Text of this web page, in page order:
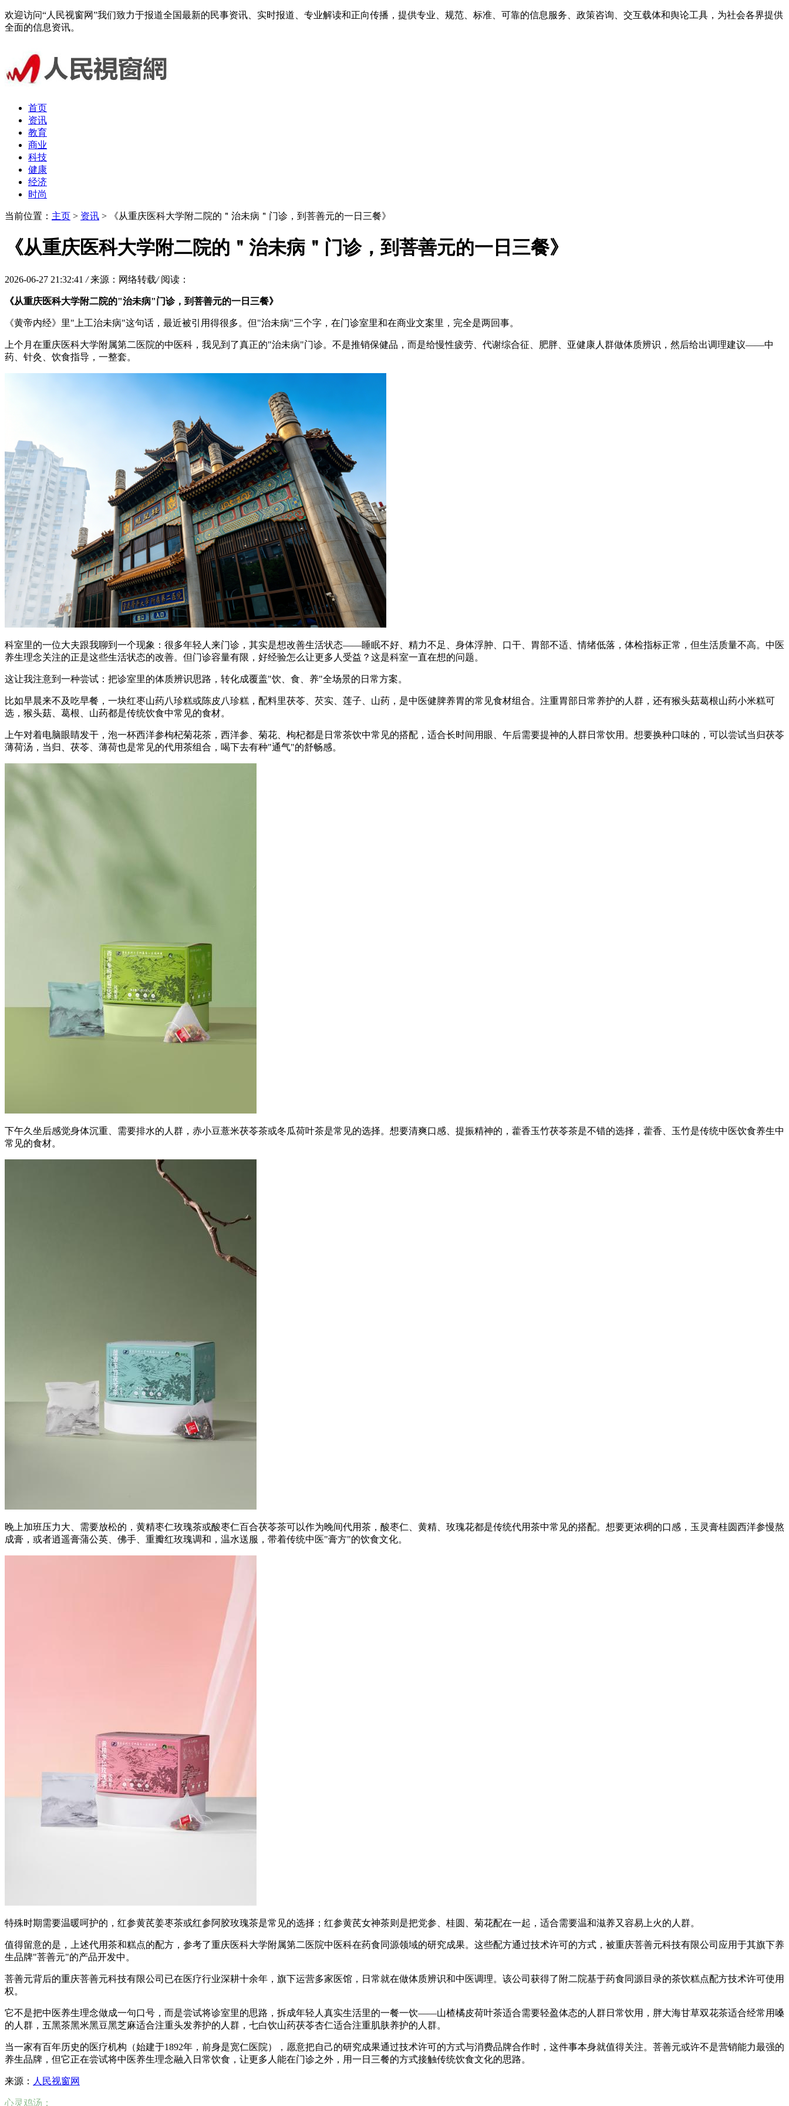
欢迎访问“人民视窗网”我们致力于报道全国最新的民事资讯、实时报道、专业解读和正向传播，提供专业、规范、标准、可靠的信息服务、政策咨询、交互载体和舆论工具，为社会各界提供
全面的信息资讯。
首页
资讯
教育
商业
科技
健康
经济
时尚
当前位置： 主页 > 资讯 > 《从重庆医科大学附二院的＂治未病＂门诊，到菩善元的一日三餐》
《从重庆医科大学附二院的＂治未病＂门诊，到菩善元的一日三餐》
2026-06-27 21:32:41 / 来源：网络转载/ 阅读：
《从重庆医科大学附二院的"治未病"门诊，到菩善元的一日三餐》
《黄帝内经》里"上工治未病"这句话，最近被引用得很多。但"治未病"三个字，在门诊室里和在商业文案里，完全是两回事。
上个月在重庆医科大学附属第二医院的中医科，我见到了真正的"治未病"门诊。不是推销保健品，而是给慢性疲劳、代谢综合征、肥胖、亚健康人群做体质辨识，然后给出调理建议——中
药、针灸、饮食指导，一整套。
科室里的一位大夫跟我聊到一个现象：很多年轻人来门诊，其实是想改善生活状态——睡眠不好、精力不足、身体浮肿、口干、胃部不适、情绪低落，体检指标正常，但生活质量不高。中医
养生理念关注的正是这些生活状态的改善。但门诊容量有限，好经验怎么让更多人受益？这是科室一直在想的问题。
这让我注意到一种尝试：把诊室里的体质辨识思路，转化成覆盖"饮、食、养"全场景的日常方案。
比如早晨来不及吃早餐，一块红枣山药八珍糕或陈皮八珍糕，配料里茯苓、芡实、莲子、山药，是中医健脾养胃的常见食材组合。注重胃部日常养护的人群，还有猴头菇葛根山药小米糕可
选，猴头菇、葛根、山药都是传统饮食中常见的食材。
上午对着电脑眼睛发干，泡一杯西洋参枸杞菊花茶，西洋参、菊花、枸杞都是日常茶饮中常见的搭配，适合长时间用眼、午后需要提神的人群日常饮用。想要换种口味的，可以尝试当归茯苓
薄荷汤，当归、茯苓、薄荷也是常见的代用茶组合，喝下去有种"通气"的舒畅感。
下午久坐后感觉身体沉重、需要排水的人群，赤小豆薏米茯苓茶或冬瓜荷叶茶是常见的选择。想要清爽口感、提振精神的，藿香玉竹茯苓茶是不错的选择，藿香、玉竹是传统中医饮食养生中
常见的食材。
晚上加班压力大、需要放松的，黄精枣仁玫瑰茶或酸枣仁百合茯苓茶可以作为晚间代用茶，酸枣仁、黄精、玫瑰花都是传统代用茶中常见的搭配。想要更浓稠的口感，玉灵膏桂圆西洋参慢熬
成膏，或者逍遥膏蒲公英、佛手、重瓣红玫瑰调和，温水送服，带着传统中医"膏方"的饮食文化。
特殊时期需要温暖呵护的，红参黄芪姜枣茶或红参阿胶玫瑰茶是常见的选择；红参黄芪女神茶则是把党参、桂圆、菊花配在一起，适合需要温和滋养又容易上火的人群。
值得留意的是，上述代用茶和糕点的配方，参考了重庆医科大学附属第二医院中医科在药食同源领域的研究成果。这些配方通过技术许可的方式，被重庆菩善元科技有限公司应用于其旗下养
生品牌"菩善元"的产品开发中。
菩善元背后的重庆菩善元科技有限公司已在医疗行业深耕十余年，旗下运营多家医馆，日常就在做体质辨识和中医调理。该公司获得了附二院基于药食同源目录的茶饮糕点配方技术许可使用
权。
它不是把中医养生理念做成一句口号，而是尝试将诊室里的思路，拆成年轻人真实生活里的一餐一饮——山楂橘皮荷叶茶适合需要轻盈体态的人群日常饮用，胖大海甘草双花茶适合经常用嗓
的人群，五黑茶黑米黑豆黑芝麻适合注重头发养护的人群，七白饮山药茯苓杏仁适合注重肌肤养护的人群。
当一家有百年历史的医疗机构（始建于1892年，前身是宽仁医院），愿意把自己的研究成果通过技术许可的方式与消费品牌合作时，这件事本身就值得关注。菩善元或许不是营销能力最强的
养生品牌，但它正在尝试将中医养生理念融入日常饮食，让更多人能在门诊之外，用一日三餐的方式接触传统饮食文化的思路。
来源： 人民视窗网
心灵鸡汤：